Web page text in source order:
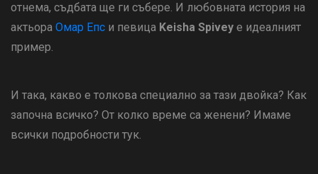
отнема, съдбата ще ги събере. И любовната история на
актьора Омар Епс и певица Keisha Spivey е идеалният
пример.
И така, какво е толкова специално за тази двойка? Как
започна всичко? От колко време са женени? Имаме
всички подробности тук.